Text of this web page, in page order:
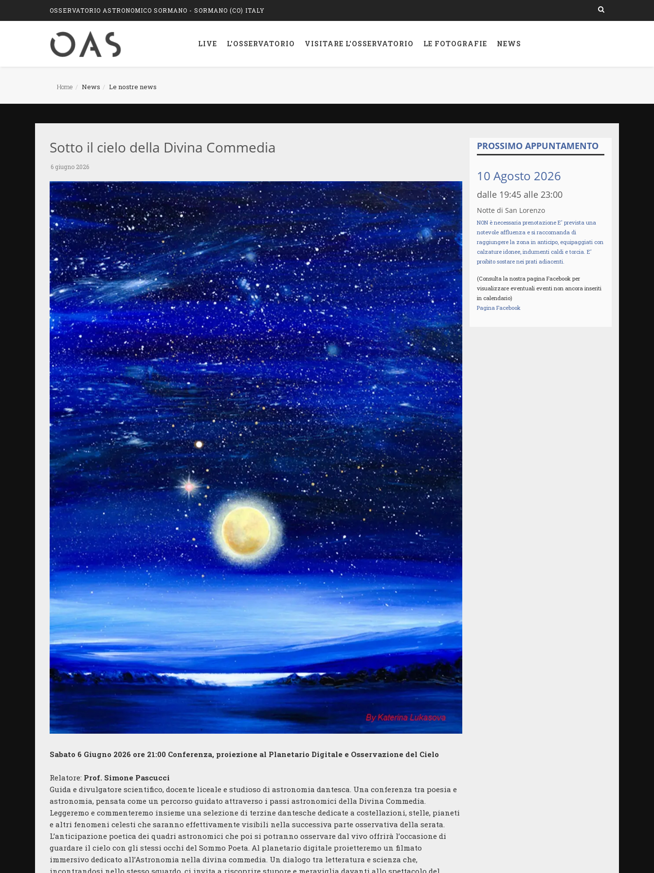
OSSERVATORIO ASTRONOMICO SORMANO - SORMANO (CO) ITALY
LIVE L'OSSERVATORIO VISITARE L'OSSERVATORIO LE FOTOGRAFIE NEWS
Home News Le nostre news
Sotto il cielo della Divina Commedia
6 giugno 2026
Sabato 6 Giugno 2026 ore 21:00 Conferenza, proiezione al Planetario Digitale e Osservazione del Cielo
Relatore: Prof. Simone Pascucci
Guida e divulgatore scientifico, docente liceale e studioso di astronomia dantesca. Una conferenza tra poesia e
astronomia, pensata come un percorso guidato attraverso i passi astronomici della Divina Commedia.
Leggeremo e commenteremo insieme una selezione di terzine dantesche dedicate a costellazioni, stelle, pianeti
e altri fenomeni celesti che saranno effettivamente visibili nella successiva parte osservativa della serata.
L’anticipazione poetica dei quadri astronomici che poi si potranno osservare dal vivo offrirà l’occasione di
guardare il cielo con gli stessi occhi del Sommo Poeta. Al planetario digitale proietteremo un filmato
immersivo dedicato all’Astronomia nella divina commedia. Un dialogo tra letteratura e scienza che,
PROSSIMO APPUNTAMENTO
10 Agosto 2026
dalle 19:45 alle 23:00
Notte di San Lorenzo
NON è necessaria prenotazione E' prevista una
notevole affluenza e si raccomanda di
raggiungere la zona in anticipo, equipaggiati con
calzature idonee, indumenti caldi e torcia. E’
proibito sostare nei prati adiacenti.
(Consulta la nostra pagina Facebook per
visualizzare eventuali eventi non ancora inseriti
in calendario)
Pagina Facebook